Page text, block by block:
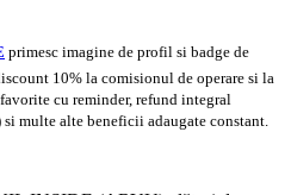
primesc imagine de profil si badge de
10% la comisionul de operare si la
cu reminder, refund integral
multe alte beneficii adaugate constant.